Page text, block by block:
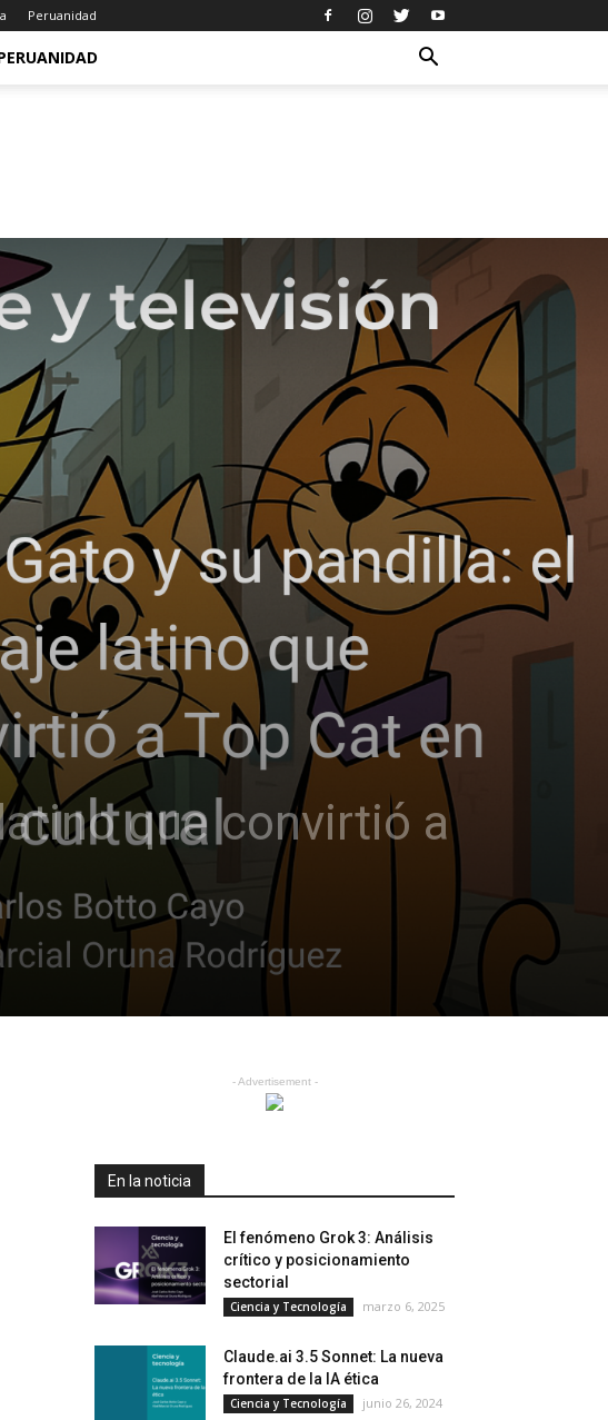
Peruanidad
que convirtió a
- Advertisement -
En la noticia
El fenómeno Grok 3: Análisis
crítico y posicionamiento
sectorial
Ciencia y Tecnología marzo 6, 2025
Claude.ai 3.5 Sonnet: La nueva
frontera de la IA ética
Ciencia y Tecnología junio 26, 2024